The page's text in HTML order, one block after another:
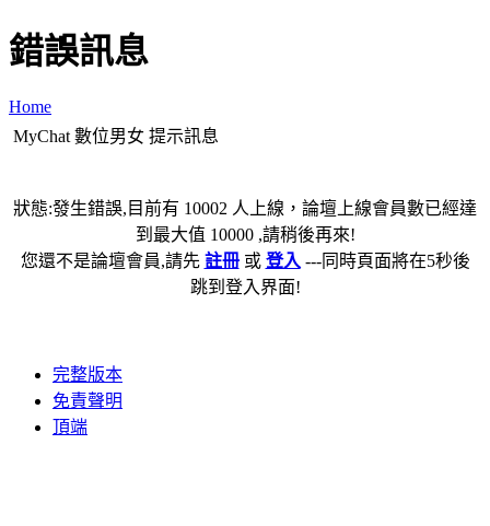
錯誤訊息
Home
MyChat 數位男女 提示訊息
狀態:發生錯誤,目前有 10002 人上線，論壇上線會員數已經達
到最大值 10000 ,請稍後再來!
您還不是論壇會員,請先 註冊或 登入 ---同時頁面將在5秒後
跳到登入界面!
完整版本
免責聲明
頂端